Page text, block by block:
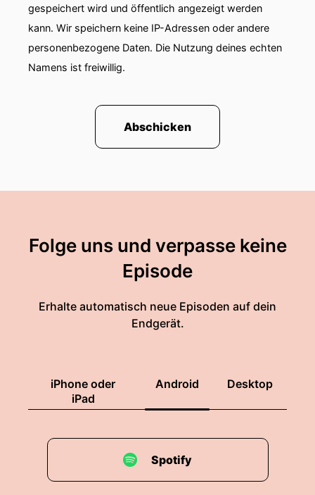
gespeichert wird und öffentlich angezeigt werden
kann. Wir speichern keine IP-Adressen oder andere
personenbezogene Daten. Die Nutzung deines echten
Namens ist freiwillig.
Abschicken
Folge uns und verpasse keine
Episode
Erhalte automatisch neue Episoden auf dein
Endgerät.
iPhone oder
iPad
Android Desktop
Spotify